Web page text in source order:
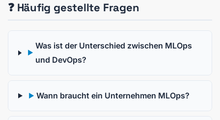
❓ Häufig gestellte Fragen
▶
Was ist der Unterschied zwischen MLOps
und DevOps?
▶ Wann braucht ein Unternehmen MLOps?